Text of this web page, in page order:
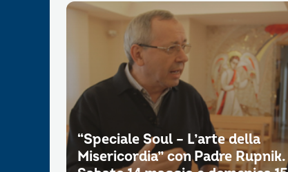
“Speciale Soul – L’arte della
Misericordia” con Padre Rupnik.